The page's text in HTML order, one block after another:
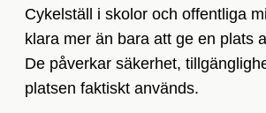
Cykelställ i skolor och offentliga
klara mer än bara att ge en plats
De påverkar säkerhet,
platsen faktiskt används.